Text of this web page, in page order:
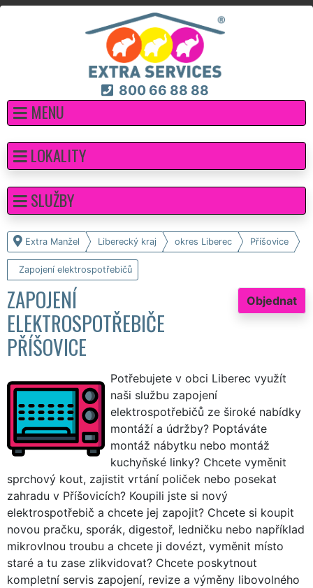
800 66 88 88
MENU
Extra Manžel Liberecký kraj okres Liberec Příšovice
Zapojení elektrospotřebičů
Objednat
ZAPOJENÍ
ELEKTROSPOTŘEBIČE
PŘÍŠOVICE
Potřebujete v obci Liberec využít
naši službu zapojení
elektrospotřebičů ze široké nabídky
montáží a údržby? Poptáváte
montáž nábytku nebo montáž
kuchyňské linky? Chcete vyměnit
sprchový kout, zajistit vrtání poliček nebo posekat
zahradu v Příšovicích? Koupili jste si nový
elektrospotřebič a chcete jej zapojit? Chcete si koupit
novou pračku, sporák, digestoř, ledničku nebo například
mikrovlnou troubu a chcete ji dovézt, vyměnit místo
staré a tu zase zlikvidovat? Chcete poskytnout
kompletní servis zapojení, revize a výměny libovolného
LOKALITY
SLUŽBY